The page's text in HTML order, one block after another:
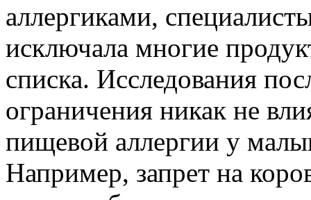
аллергиками,
исключала многие
списка. Исследования
ограничения никак не
пищевой аллергии у
Например, запрет на